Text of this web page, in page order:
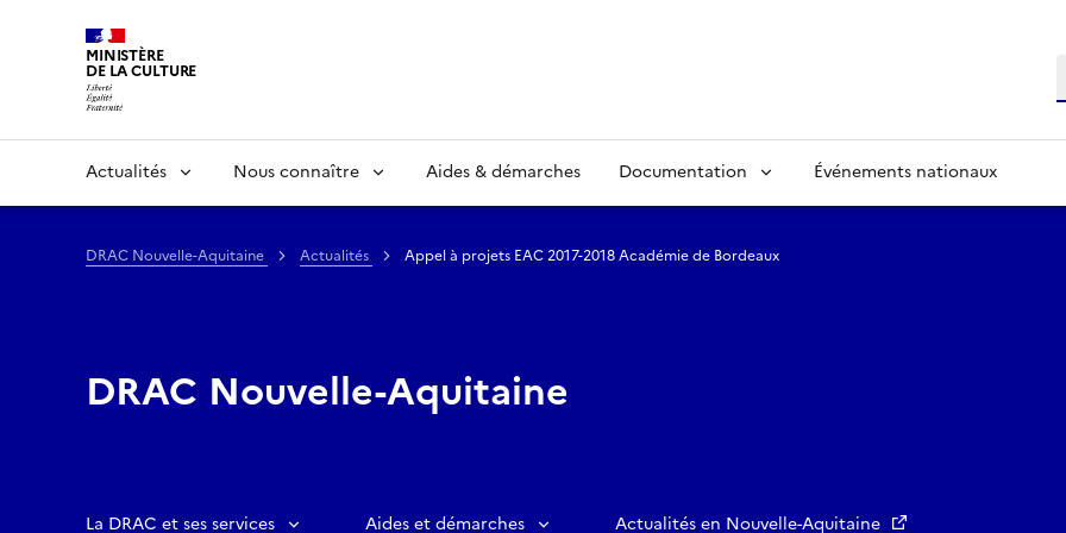
MINISTÈRE
DE LA CULTURE
Actualités Nous connaître Aides & démarches Documentation Événements nationaux
DRAC Nouvelle-Aquitaine Actualités Appel à projets EAC 2017-2018 Académie de Bordeaux
DRAC Nouvelle-Aquitaine
La DRAC et ses services Aides et démarches Actualités en Nouvelle-Aquitaine